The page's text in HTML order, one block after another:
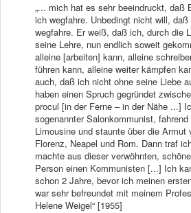
„... mich hat es sehr beeindruckt, daß
ich wegfahre. Unbedingt nicht will,
wegfahre. Er weiß, daß ich, durch die
seine Lehre, nun endlich soweit
alleine [arbeiten] kann, alleine
führen kann, alleine weiter kämpfen
auch, daß ich nicht ohne seine Liebe
haben einen Spruch gegründet
procul [in der Ferne – in der Nähe ...]
sogenannter Salonkommunist,
Limousine und staunte über die Armut
Florenz, Neapel und Rom. Dann traf
machte aus dieser verwöhnten,
Person einen Kommunisten [...] Ich
schon 2 Jahre, bevor ich meinen
war sehr befreundet mit meinem
Helene Weigel“ [1955]